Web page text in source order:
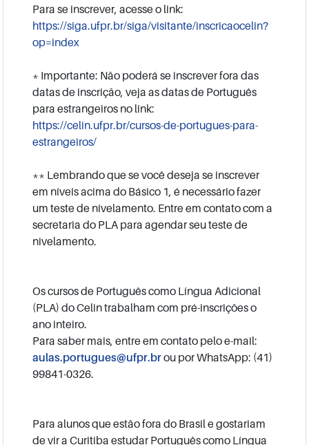
Para se inscrever, acesse o link:
https://siga.ufpr.br/siga/visitante/inscricaocelin?
op=index
* Importante: Não poderá se inscrever fora das
datas de inscrição, veja as datas de Português
para estrangeiros no link:
https://celin.ufpr.br/cursos-de-portugues-para-
estrangeiros/
** Lembrando que se você deseja se inscrever
em níveis acima do Básico 1, é necessário fazer
um teste de nivelamento. Entre em contato com a
secretaria do PLA para agendar seu teste de
nivelamento.
Os cursos de Português como Língua Adicional
(PLA) do Celin trabalham com pré-inscrições o
ano inteiro.
Para saber mais, entre em contato pelo e-mail:
aulas.portugues@ufpr.brou por WhatsApp: (41)
99841-0326.
Para alunos que estão fora do Brasil e gostariam
de vir a Curitiba estudar Português como Língua